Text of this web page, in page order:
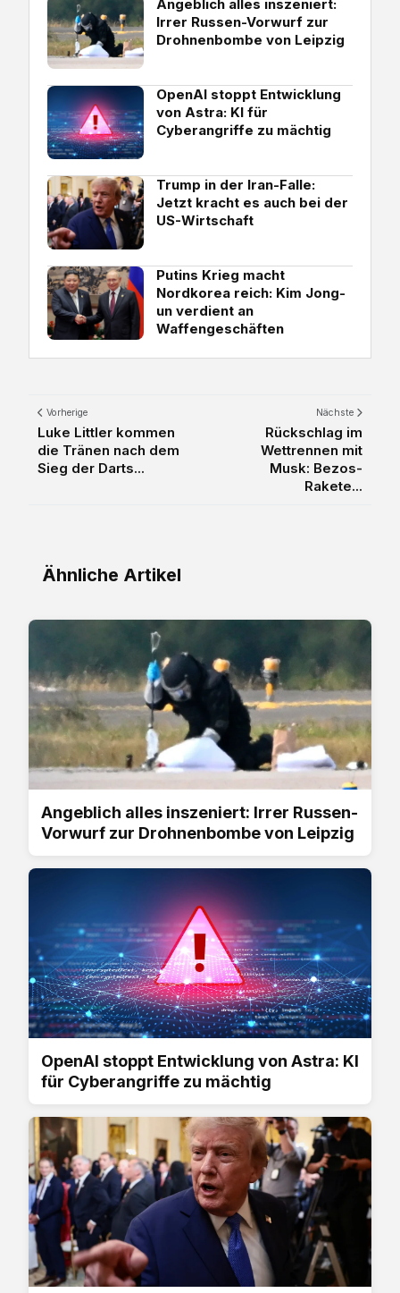
Angeblich alles inszeniert:
Irrer Russen-Vorwurf zur
Drohnenbombe von Leipzig
OpenAI stoppt Entwicklung
von Astra: KI für
Cyberangriffe zu mächtig
Trump in der Iran-Falle:
Jetzt kracht es auch bei der
US-Wirtschaft
Putins Krieg macht
Nordkorea reich: Kim Jong-
un verdient an
Waffengeschäften
Vorherige
Luke Littler kommen
die Tränen nach dem
Sieg der Darts...
Nächste
Rückschlag im
Wettrennen mit
Musk: Bezos-
Rakete...
Ähnliche Artikel
Angeblich alles inszeniert: Irrer Russen-
Vorwurf zur Drohnenbombe von Leipzig
OpenAI stoppt Entwicklung von Astra: KI
für Cyberangriffe zu mächtig